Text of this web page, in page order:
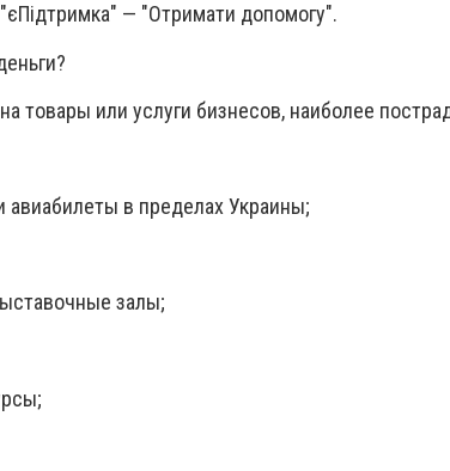
— "Отримати допомогу".
товары или услуги бизнесов, наиболее
в пределах Украины;
залы;